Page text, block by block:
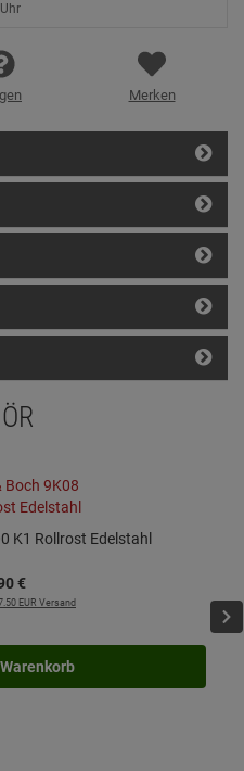
Merken
K1 Rollrost Edelstahl
€
EUR Versand